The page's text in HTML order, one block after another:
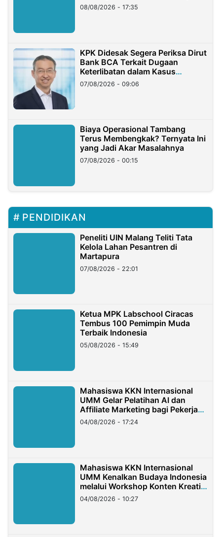
08/08/2026 - 17:35
KPK Didesak Segera Periksa Dirut
Bank BCA Terkait Dugaan
Keterlibatan dalam Kasus
Hilangnya Dana Nasabah Rp2,58
Miliar
07/08/2026 - 09:06
Biaya Operasional Tambang
Terus Membengkak? Ternyata Ini
yang Jadi Akar Masalahnya
07/08/2026 - 00:15
PENDIDIKAN
Peneliti UIN Malang Teliti Tata
Kelola Lahan Pesantren di
Martapura
07/08/2026 - 22:01
Ketua MPK Labschool Ciracas
Tembus 100 Pemimpin Muda
Terbaik Indonesia
05/08/2026 - 15:49
Mahasiswa KKN Internasional
UMM Gelar Pelatihan AI dan
Affiliate Marketing bagi Pekerja
Migran Indonesia di Taiwan
04/08/2026 - 17:24
Mahasiswa KKN Internasional
UMM Kenalkan Budaya Indonesia
melalui Workshop Konten Kreatif
di Taiwan
04/08/2026 - 10:27